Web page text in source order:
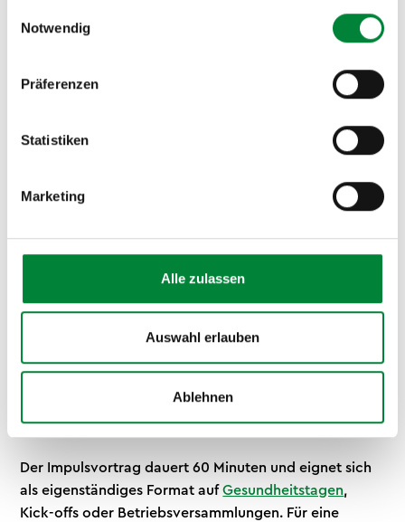
Notwendig
Präferenzen
Statistiken
Marketing
Alle zulassen
Auswahl erlauben
Ablehnen
Teams im Homeoffice
ohne klare Grenze zwischen
Mitarbeitende im Außendienst
unregelmäßigen Strukturen und hohem Reisestress
, die einen Einstieg ins betriebliche
Gesundheitsmanagement suchen und mit einem
Für spezifische Zielgruppen wie Führungskräfte, Azubis
Beispiele individuell an.
Flexibel in Setting und Umfang
Der Impulsvortrag dauert 60 Minuten und eignet sich
als eigenständiges Format aufGesundheitstagen,
Kick-offs oder Betriebsversammlungen. Für eine